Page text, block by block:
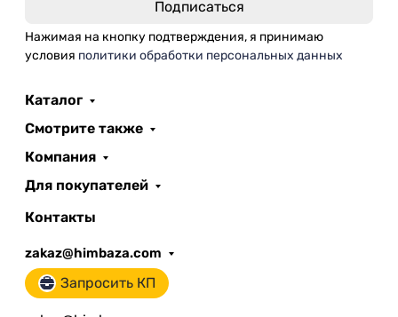
Нажимая на кнопку подтверждения, я принимаю
условия политики обработки персональных данных
Каталог
Смотрите также
Компания
Для покупателей
Контакты
zakaz@himbaza.com
Запросить КП